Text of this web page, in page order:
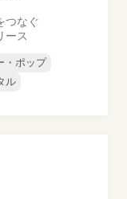
つなぐ
ース
・ポップ
ル